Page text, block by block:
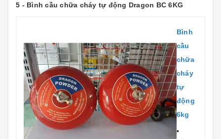
5 - Bình cầu chữa cháy tự động Dragon BC 6KG
Bình
cầu
chữa
cháy
tự
động
6kg
•